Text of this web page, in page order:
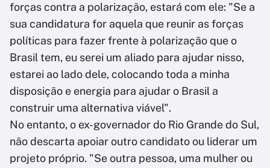
forças contra a polarização, estará com ele: "Se a
sua candidatura for aquela que reunir as forças
políticas para fazer frente à polarização que o
Brasil tem, eu serei um aliado para ajudar nisso,
estarei ao lado dele, colocando toda a minha
disposição e energia para ajudar o Brasil a
construir uma alternativa viável".
No entanto, o ex-governador do Rio Grande do Sul,
não descarta apoiar outro candidato ou liderar um
projeto próprio. "Se outra pessoa, uma mulher ou